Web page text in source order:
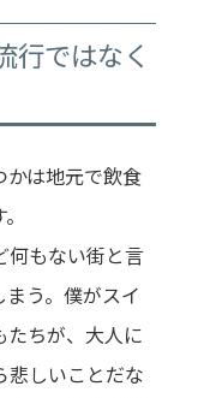
行ではなく
かは地元で飲食
何もない街と言
う。僕がスイ
たちが、大人に
悲しいことだな